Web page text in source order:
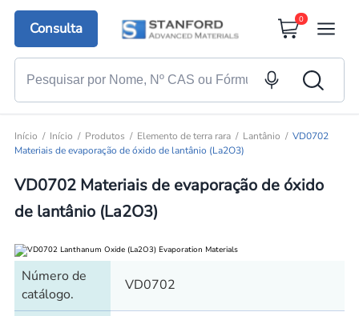
Consulta
0
Início Início Produtos Elemento de terra rara Lantânio
VD0702
Materiais de evaporação de óxido de lantânio (La2O3)
VD0702 Materiais de evaporação de óxido
de lantânio (La2O3)
Número de
catálogo.
VD0702